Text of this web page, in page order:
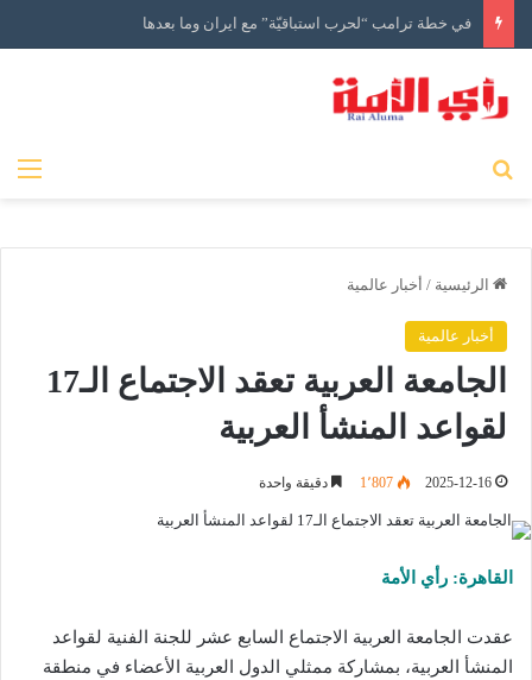
في خطة ترامب “لحرب استباقيّة” مع ايران وما بعدها
الرئيسية / أخبار عالمية
أخبار عالمية
الجامعة العربية تعقد الاجتماع الـ17
لقواعد المنشأ العربية
2025-12-16 1٬807 دقيقة واحدة
القاهرة: رأي الأمة
عقدت الجامعة العربية الاجتماع السابع عشر للجنة الفنية لقواعد
المنشأ العربية، بمشاركة ممثلي الدول العربية الأعضاء في منطقة